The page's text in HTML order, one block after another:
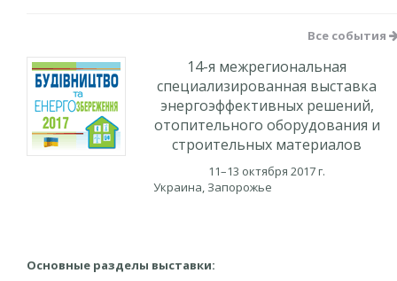
Все события
14-я межрегиональная
специализированная выставка
энергоэффективных решений,
отопительного оборудования и
строительных материалов
11–13 октября 2017 г.
Украина, Запорожье
Основные разделы выставки: